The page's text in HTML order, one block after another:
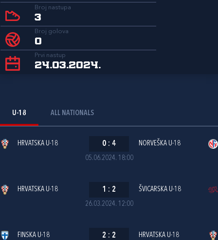
Broj nastupa
3
Broj golova
0
Prvi nastup
24.03.2024.
U-18 ALL NATIONALS
05.06.2024. 18:00
HRVATSKA U-18 0 : 4 NORVEŠKA U-18
26.03.2024. 12:00
HRVATSKA U-18 1 : 2 ŠVICARSKA U-18
FINSKA U-18 2 : 2 HRVATSKA U-18